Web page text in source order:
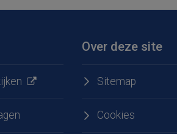
Over deze site
Sitemap
Cookies